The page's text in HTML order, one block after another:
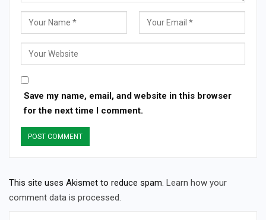
Save my name, email, and website in this browser
for the next time I comment.
This site uses Akismet to reduce spam. Learn how your
comment data is processed.